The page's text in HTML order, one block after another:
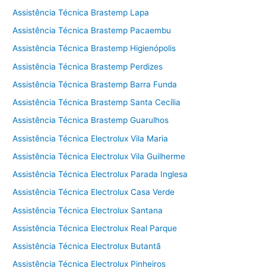
Assistência Técnica Brastemp Lapa
Assistência Técnica Brastemp Pacaembu
Assistência Técnica Brastemp Higienópolis
Assistência Técnica Brastemp Perdizes
Assistência Técnica Brastemp Barra Funda
Assistência Técnica Brastemp Santa Cecília
Assistência Técnica Brastemp Guarulhos
Assistência Técnica Electrolux Vila Maria
Assistência Técnica Electrolux Vila Guilherme
Assistência Técnica Electrolux Parada Inglesa
Assistência Técnica Electrolux Casa Verde
Assistência Técnica Electrolux Santana
Assistência Técnica Electrolux Real Parque
Assistência Técnica Electrolux Butantã
Assistência Técnica Electrolux Pinheiros